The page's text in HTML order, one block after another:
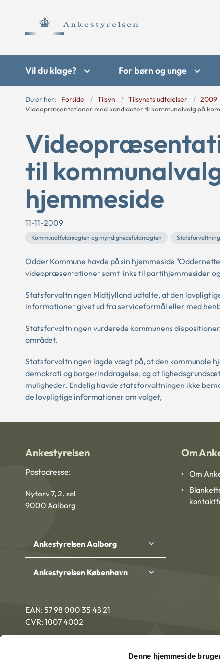
Denne hjemmeside
Vil du klage? For børn og unge
Du er her: Forside Tilsyn Tilsynets udtalelser 2009
Videopræsentationer med kandidater til kommunalvalg på
til
hjemmeside
11-11-2009
Kommunalfuldmagten og myndighedsfuldmagten
Odder Kommune havde på sin hjemmeside
videopræsentationer samt links til partihjemmesider
Statsforvaltningen Midtjylland udtalte, at den
informationer givet ud fra serviceformål eller med
Statsforvaltningen vurderede kommunens
området.
Statsforvaltningen lagde vægt på, at den kommunale
demokrati og borgerinddragelse, og at
muligheder. Endelig havde statsforvaltningen ikke
de lovpligtige informationer om valget,
Ankestyrelsen
Postadresse:
Nytorv 7, 2. sal
9000 Aalborg
Ankestyrelsen Aalborg
Ankestyrelsen København
EAN: 57 98 000 35 48 21
CVR: 1007 4002
Om
Om